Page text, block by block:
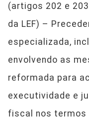
(artigos 202 e
da LEF) –
especializada,
envolvendo as
reformada para
executividade e
fiscal nos termos